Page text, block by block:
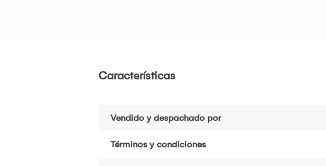
Características
Vendido y despachado por
Términos y condiciones